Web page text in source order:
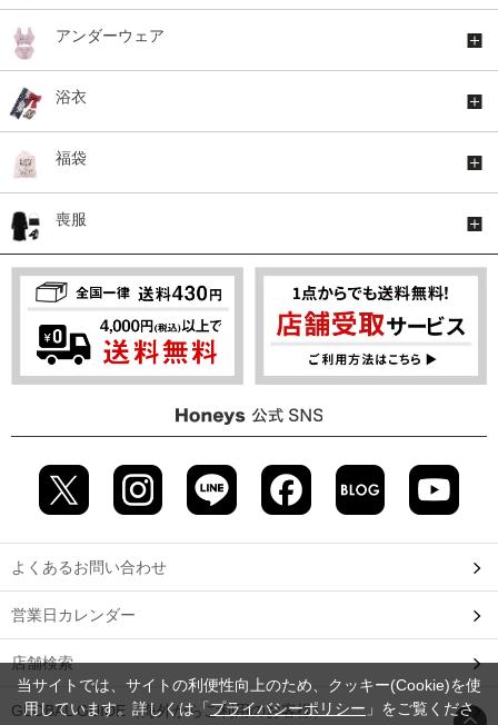
アンダーウェア
浴衣
福袋
喪服
よくあるお問い合わせ
営業日カレンダー
店舗検索
GLOBAL GUIDE（海外からご利用のお客様）
当サイトでは、サイトの利便性向上のため、クッキー(Cookie)を使
用しています。詳しくは「プライバシーポリシー 」をご覧くださ